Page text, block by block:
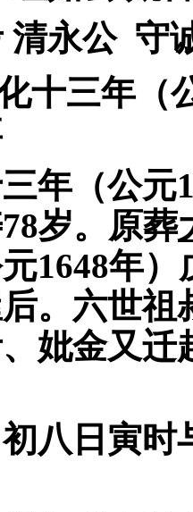
永公 守
十三年（
年（公元
78岁。原葬
1648年）
。六世祖
妣金又
八日寅